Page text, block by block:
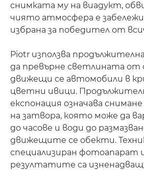
снимката му на виадукт,
чиято атмосфера е
избрана за победител от
Piotr използва
да превърне светлината от
движещи се автомобили в
цветни ивици.
експонация означава
на затвора, която може да
до часове и води до
движещите се обекти.
специализиран фотоапарат
резултатите са